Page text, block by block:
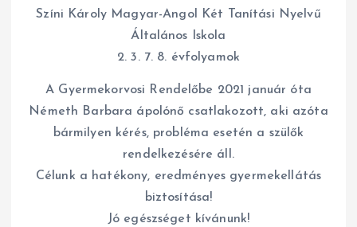
Színi Károly Magyar-Angol Két Tanítási Nyelvű
Általános Iskola
2. 3. 7. 8. évfolyamok
A Gyermekorvosi Rendelőbe 2021 január óta
Németh Barbara ápolónő csatlakozott, aki azóta
bármilyen kérés, probléma esetén a szülők
rendelkezésére áll.
Célunk a hatékony, eredményes gyermekellátás
biztosítása!
Jó egészséget kívánunk!